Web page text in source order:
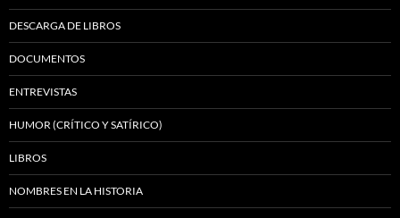
DESCARGA DE LIBROS
DOCUMENTOS
ENTREVISTAS
HUMOR (CRÍTICO Y SATÍRICO)
LIBROS
NOMBRES EN LA HISTORIA